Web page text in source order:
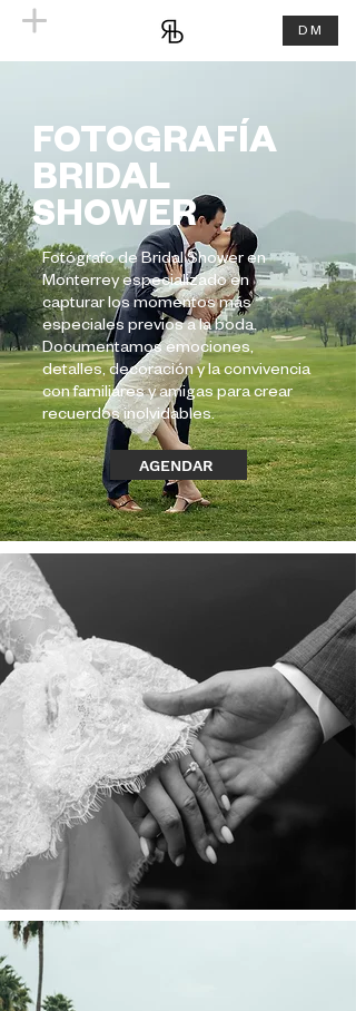
DM
FOTOGRAFÍA
BRIDAL
SHOWER
Fotógrafo de Bridal Shower en
Monterrey especializado en
capturar los momentos más
especiales previos a la boda.
Documentamos emociones,
detalles, decoración y la convivencia
con familiares y amigas para crear
recuerdos inolvidables.
AGENDAR